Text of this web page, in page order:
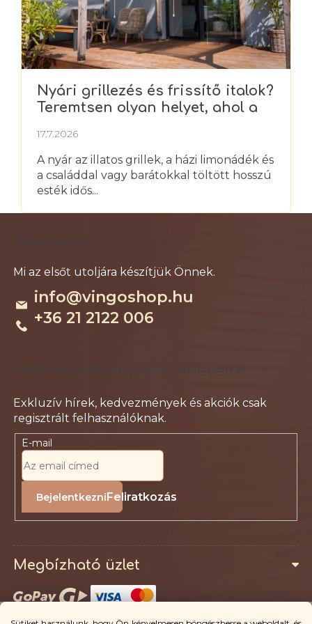
Nyári grillezés és frissítő italok?
Teremtsen olyan helyet, ahol a
17.7.2026
A nyár az illatos grillek, a házi limonádék és
a családdal vagy barátokkal töltött hosszú
esték idős...
info@vingoshop.hu
+36 21 2122 006
Feliratkozás hírlevélre
E-mail
Feliratkozás
Megbízható üzlet